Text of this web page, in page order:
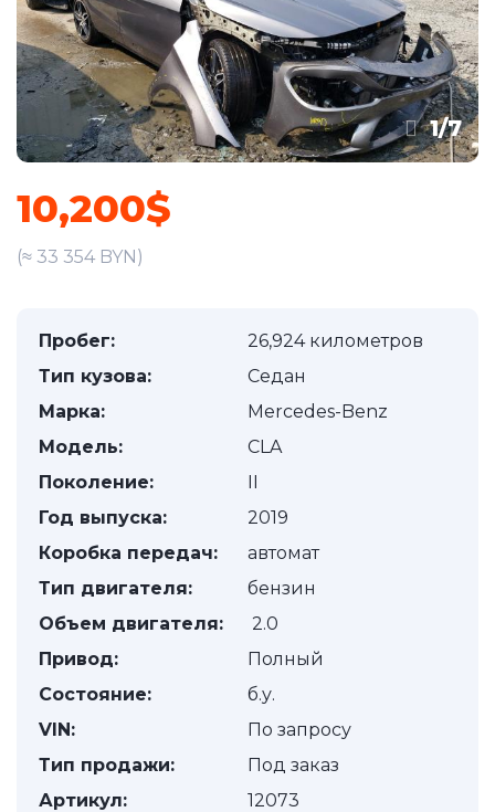
1/7
10,200$
(≈ 33 354 BYN)
Пробег:
26,924 километров
Тип кузова:
Седан
Марка:
Mercedes-Benz
Модель:
CLA
Поколение:
II
Год выпуска:
2019
Коробка передач:
автомат
Тип двигателя:
бензин
Объем двигателя:
2.0
Привод:
Полный
Состояние:
б.у.
VIN:
По запросу
Тип продажи:
Под заказ
Артикул:
12073